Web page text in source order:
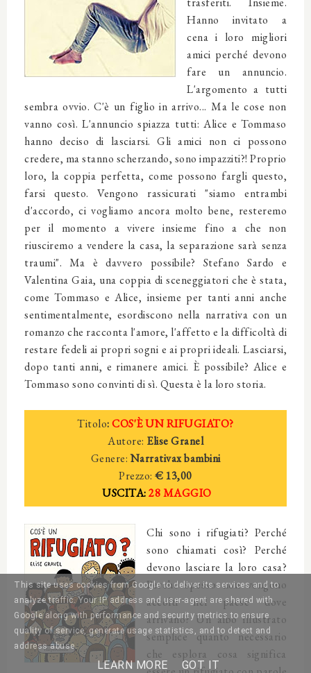
Hanno invitato a
cena i loro migliori
amici perché devono
fare un annuncio.
L'argomento a tutti
sembra ovvio. C'è un figlio in arrivo... Ma le cose non
vanno così. L'annuncio spiazza tutti: Alice e Tommaso
hanno deciso di lasciarsi. Gli amici non ci possono
credere, ma stanno scherzando, sono impazziti?! Proprio
loro, la coppia perfetta, come possono fargli questo,
farsi questo. Vengono rassicurati "siamo entrambi
d'accordo, ci vogliamo ancora molto bene, resteremo
per il momento a vivere insieme fino a che non
riusciremo a vendere la casa, la separazione sarà senza
traumi". Ma è davvero possibile? Stefano Sardo e
Valentina Gaia, una coppia di sceneggiatori che è stata,
come Tommaso e Alice, insieme per tanti anni anche
sentimentalmente, esordiscono nella narrativa con un
romanzo che racconta l'amore, l'affetto e la difficoltà di
restare fedeli ai propri sogni e ai propri ideali. Lasciarsi,
dopo tanti anni, e rimanere amici. È possibile? Alice e
Tommaso sono convinti di sì. Questa è la loro storia.
Titolo:COS'È UN RIFUGIATO?
Autore: Elise Granel
Genere:Narrativax bambini
Prezzo:€ 13,00
USCITA:28 MAGGIO
Chi sono i rifugiati? Perché
sono chiamati così? Perché
devono lasciare la loro casa?
Perché spesso non vengono
accolti nel paese dove
arrivano? Un albo illustrato
semplice quanto necessario
che esplora cosa significa
This site uses cookies from Google to deliver its services and to
analyze traffic. Your IP address and user-agent are shared with
Google along with performance and security metrics to ensure
quality of service, generate usage statistics, and to detect and
address abuse.
LEARN MORE GOT IT